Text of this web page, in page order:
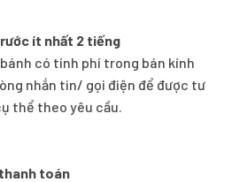
ít nhất 2 tiếng
có tính phí trong bán kính
nhắn tin/ gọi điện để được tư
thể theo yêu cầu.
toán